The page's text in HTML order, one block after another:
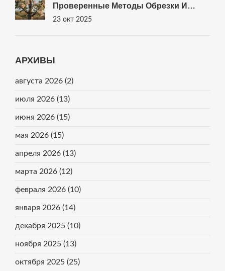
Проверенные Методы Обрезки И
Ухода
23 окт 2025
АРХИВЫ
августа 2026 (2)
июля 2026 (13)
июня 2026 (15)
мая 2026 (15)
апреля 2026 (13)
марта 2026 (12)
февраля 2026 (10)
января 2026 (14)
декабря 2025 (10)
ноября 2025 (13)
октября 2025 (25)